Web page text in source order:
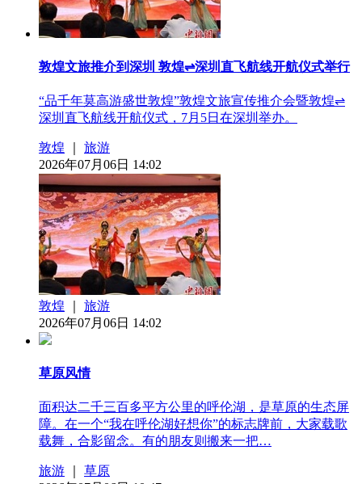
敦煌文旅推介到深圳 敦煌⇌深圳直飞航线开航仪式举行
“品千年莫高游盛世敦煌”敦煌文旅宣传推介会暨敦煌⇌
深圳直飞航线开航仪式，7月5日在深圳举办。
敦煌
旅游
2026年07月06日 14:02
敦煌
旅游
2026年07月06日 14:02
草原风情
面积达二千三百多平方公里的呼伦湖，是草原的生态屏
障。在一个“我在呼伦湖好想你”的标志牌前，大家载歌
载舞，合影留念。有的朋友则搬来一把…
旅游
草原